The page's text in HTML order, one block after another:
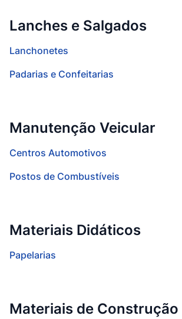
Lanches e Salgados
Lanchonetes
Padarias e Confeitarias
Manutenção Veicular
Centros Automotivos
Postos de Combustíveis
Materiais Didáticos
Papelarias
Materiais de Construção